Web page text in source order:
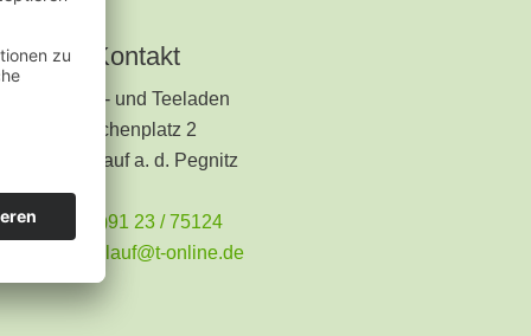
Kontakt
Kräuter- und Teeladen
Kirchenplatz 2
91207 Lauf a. d. Pegnitz
+49 (0)91 23 / 75124
teeladen.lauf@t-online.de